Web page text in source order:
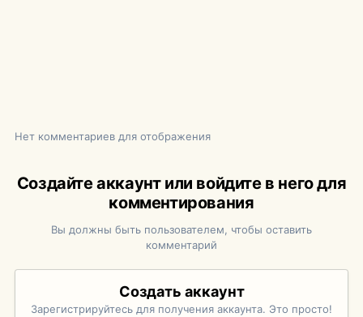
Нет комментариев для отображения
Создайте аккаунт или войдите в него для
комментирования
Вы должны быть пользователем, чтобы оставить
комментарий
Создать аккаунт
Зарегистрируйтесь для получения аккаунта. Это просто!